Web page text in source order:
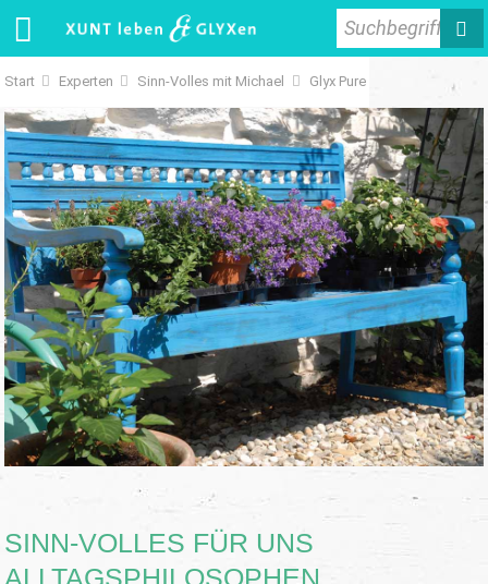
Suchbegriff
Start Experten Sinn-Volles mit Michael Glyx Pure
SINN-VOLLES FÜR UNS
ALLTAGSPHILOSOPHEN